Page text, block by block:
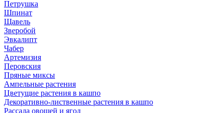
Петрушка
Шпинат
Щавель
Зверобой
Эвкалипт
Чабер
Артемизия
Перовския
Пряные миксы
Ампельные растения
Цветущие растения в кашпо
Декоративно-лиственные растения в кашпо
Рассада овощей и ягод